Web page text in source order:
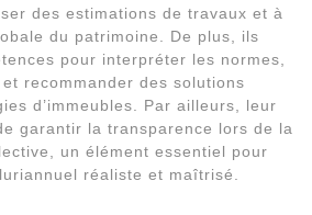
des estimations de travaux et à
du patrimoine. De plus, ils
pour interpréter les normes,
recommander des solutions
d’immeubles. Par ailleurs, leur
garantir la transparence lors de la
un élément essentiel pour
réaliste et maîtrisé.